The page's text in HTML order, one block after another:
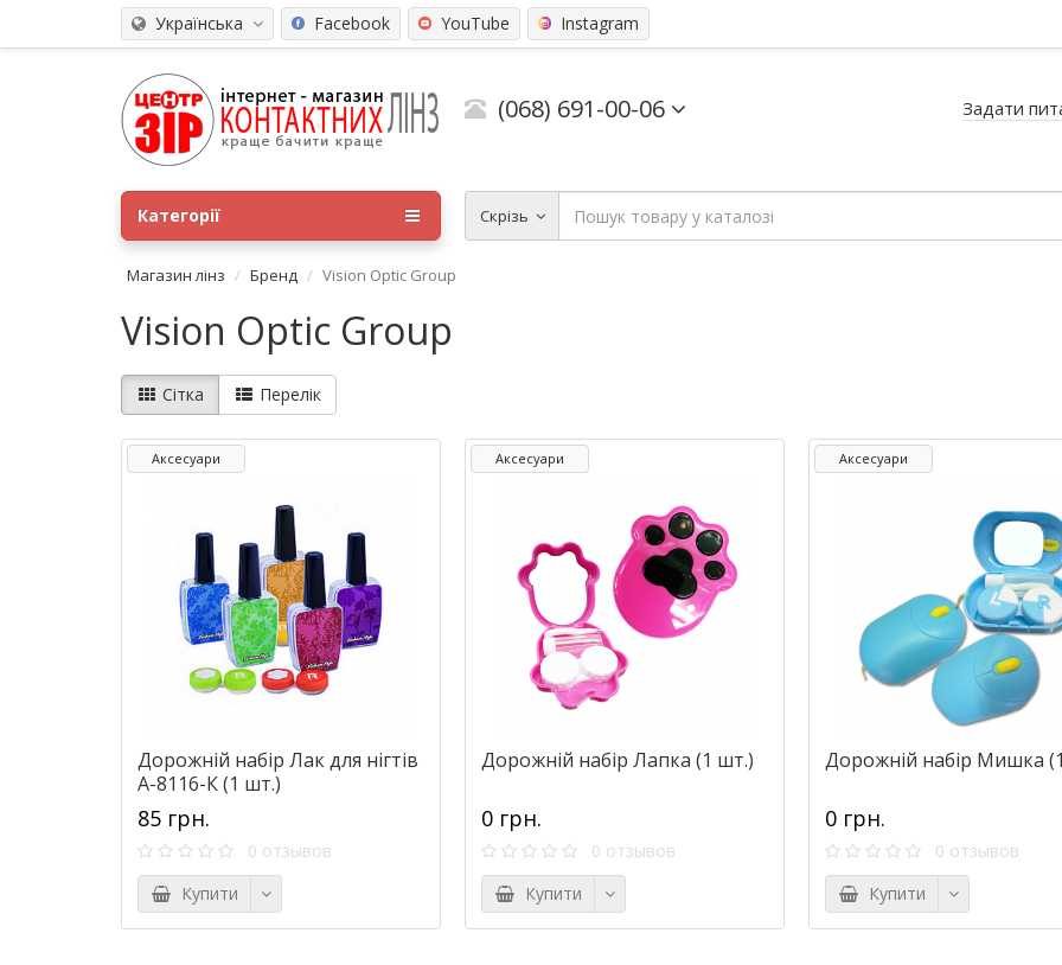
Українська Facebook YouTube Instagram
(068) 691-00-06 Задати
Скрізь
Категорії
Магазин лінз Бренд Vision Optic Group
Vision Optic Group
Сітка Перелік
Аксесуари
Дорожній набір Лак для нігтів
А-8116-К (1 шт.)
85 грн.
0 отзывов
Купити
Аксесуари
Дорожній набір Лапка (1 шт.)
0 грн.
0 отзывов
Купити
Аксесуари
Дорожній набір Мишка
0 грн.
0 отзывов
Купити